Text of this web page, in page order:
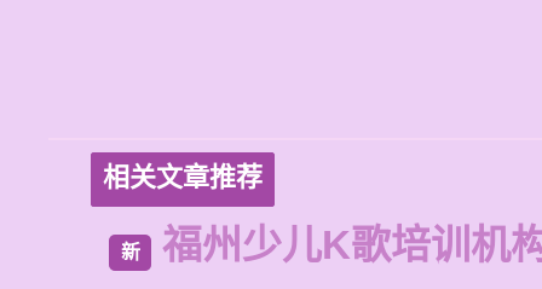
相关文章推荐
新 福州少儿K歌培训机